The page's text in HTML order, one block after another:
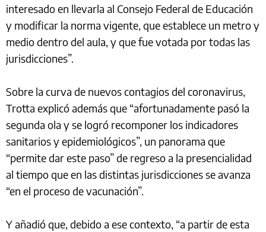
interesado en llevarla al Consejo Federal de Educación
y modificar la norma vigente, que establece un metro y
medio dentro del aula, y que fue votada por todas las
jurisdicciones”.
Sobre la curva de nuevos contagios del coronavirus,
Trotta explicó además que “afortunadamente pasó la
segunda ola y se logró recomponer los indicadores
sanitarios y epidemiológicos”, un panorama que
“permite dar este paso” de regreso a la presencialidad
al tiempo que en las distintas jurisdicciones se avanza
“en el proceso de vacunación”.
Y añadió que, debido a ese contexto, “a partir de esta